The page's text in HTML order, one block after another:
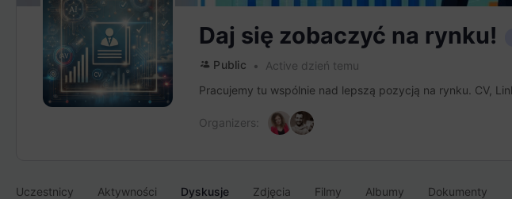
Daj się zobaczyć na rynku!
Public
Active dzień temu
Pracujemy tu wspólnie nad lepszą pozycją na rynku. CV,
Organizers:
Uczestnicy Aktywności Dyskusje Zdjęcia Filmy Albumy Dokumenty